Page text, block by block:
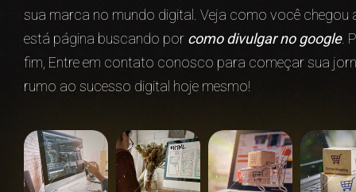
sua marca no mundo digital. Veja como você chegou
está página buscando por como divulgar no google.
fim, Entre em contato conosco para começar sua
rumo ao sucesso digital hoje mesmo!